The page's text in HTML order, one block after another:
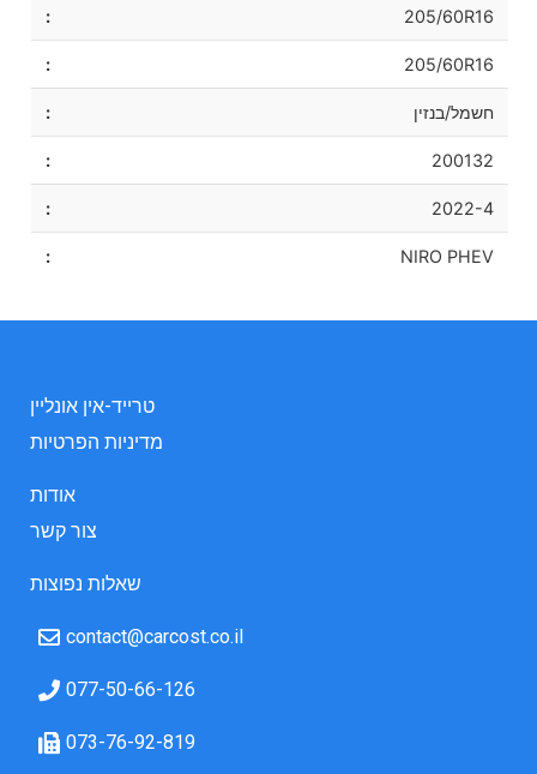
205/60R16
205/60R16
חשמל/בנזין
200132
2022-4
NIRO PHEV
טרייד-אין אונליין
מדיניות הפרטיות
אודות
צור קשר
שאלות נפוצות
contact@carcost.co.il
077-50-66-126
073-76-92-819